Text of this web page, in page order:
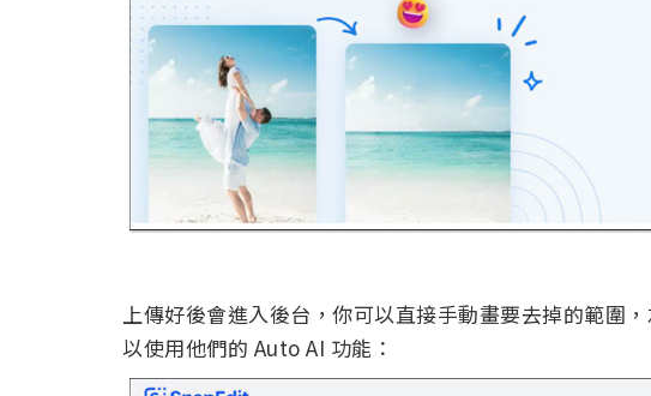
上傳好後會進入後台，你可以直接手動畫要去掉的範圍
以使用他們的 Auto AI 功能：